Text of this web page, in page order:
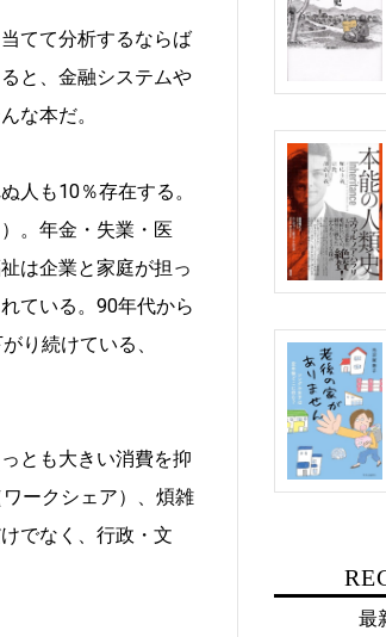
てて分析するならば
と、金融システムや
な本だ。
人も10％存在する。
。年金・失業・医
は企業と家庭が担っ
ている。90年代から
り続けている、
とも大きい消費を抑
ークシェア）、煩雑
でなく、行政・文
最